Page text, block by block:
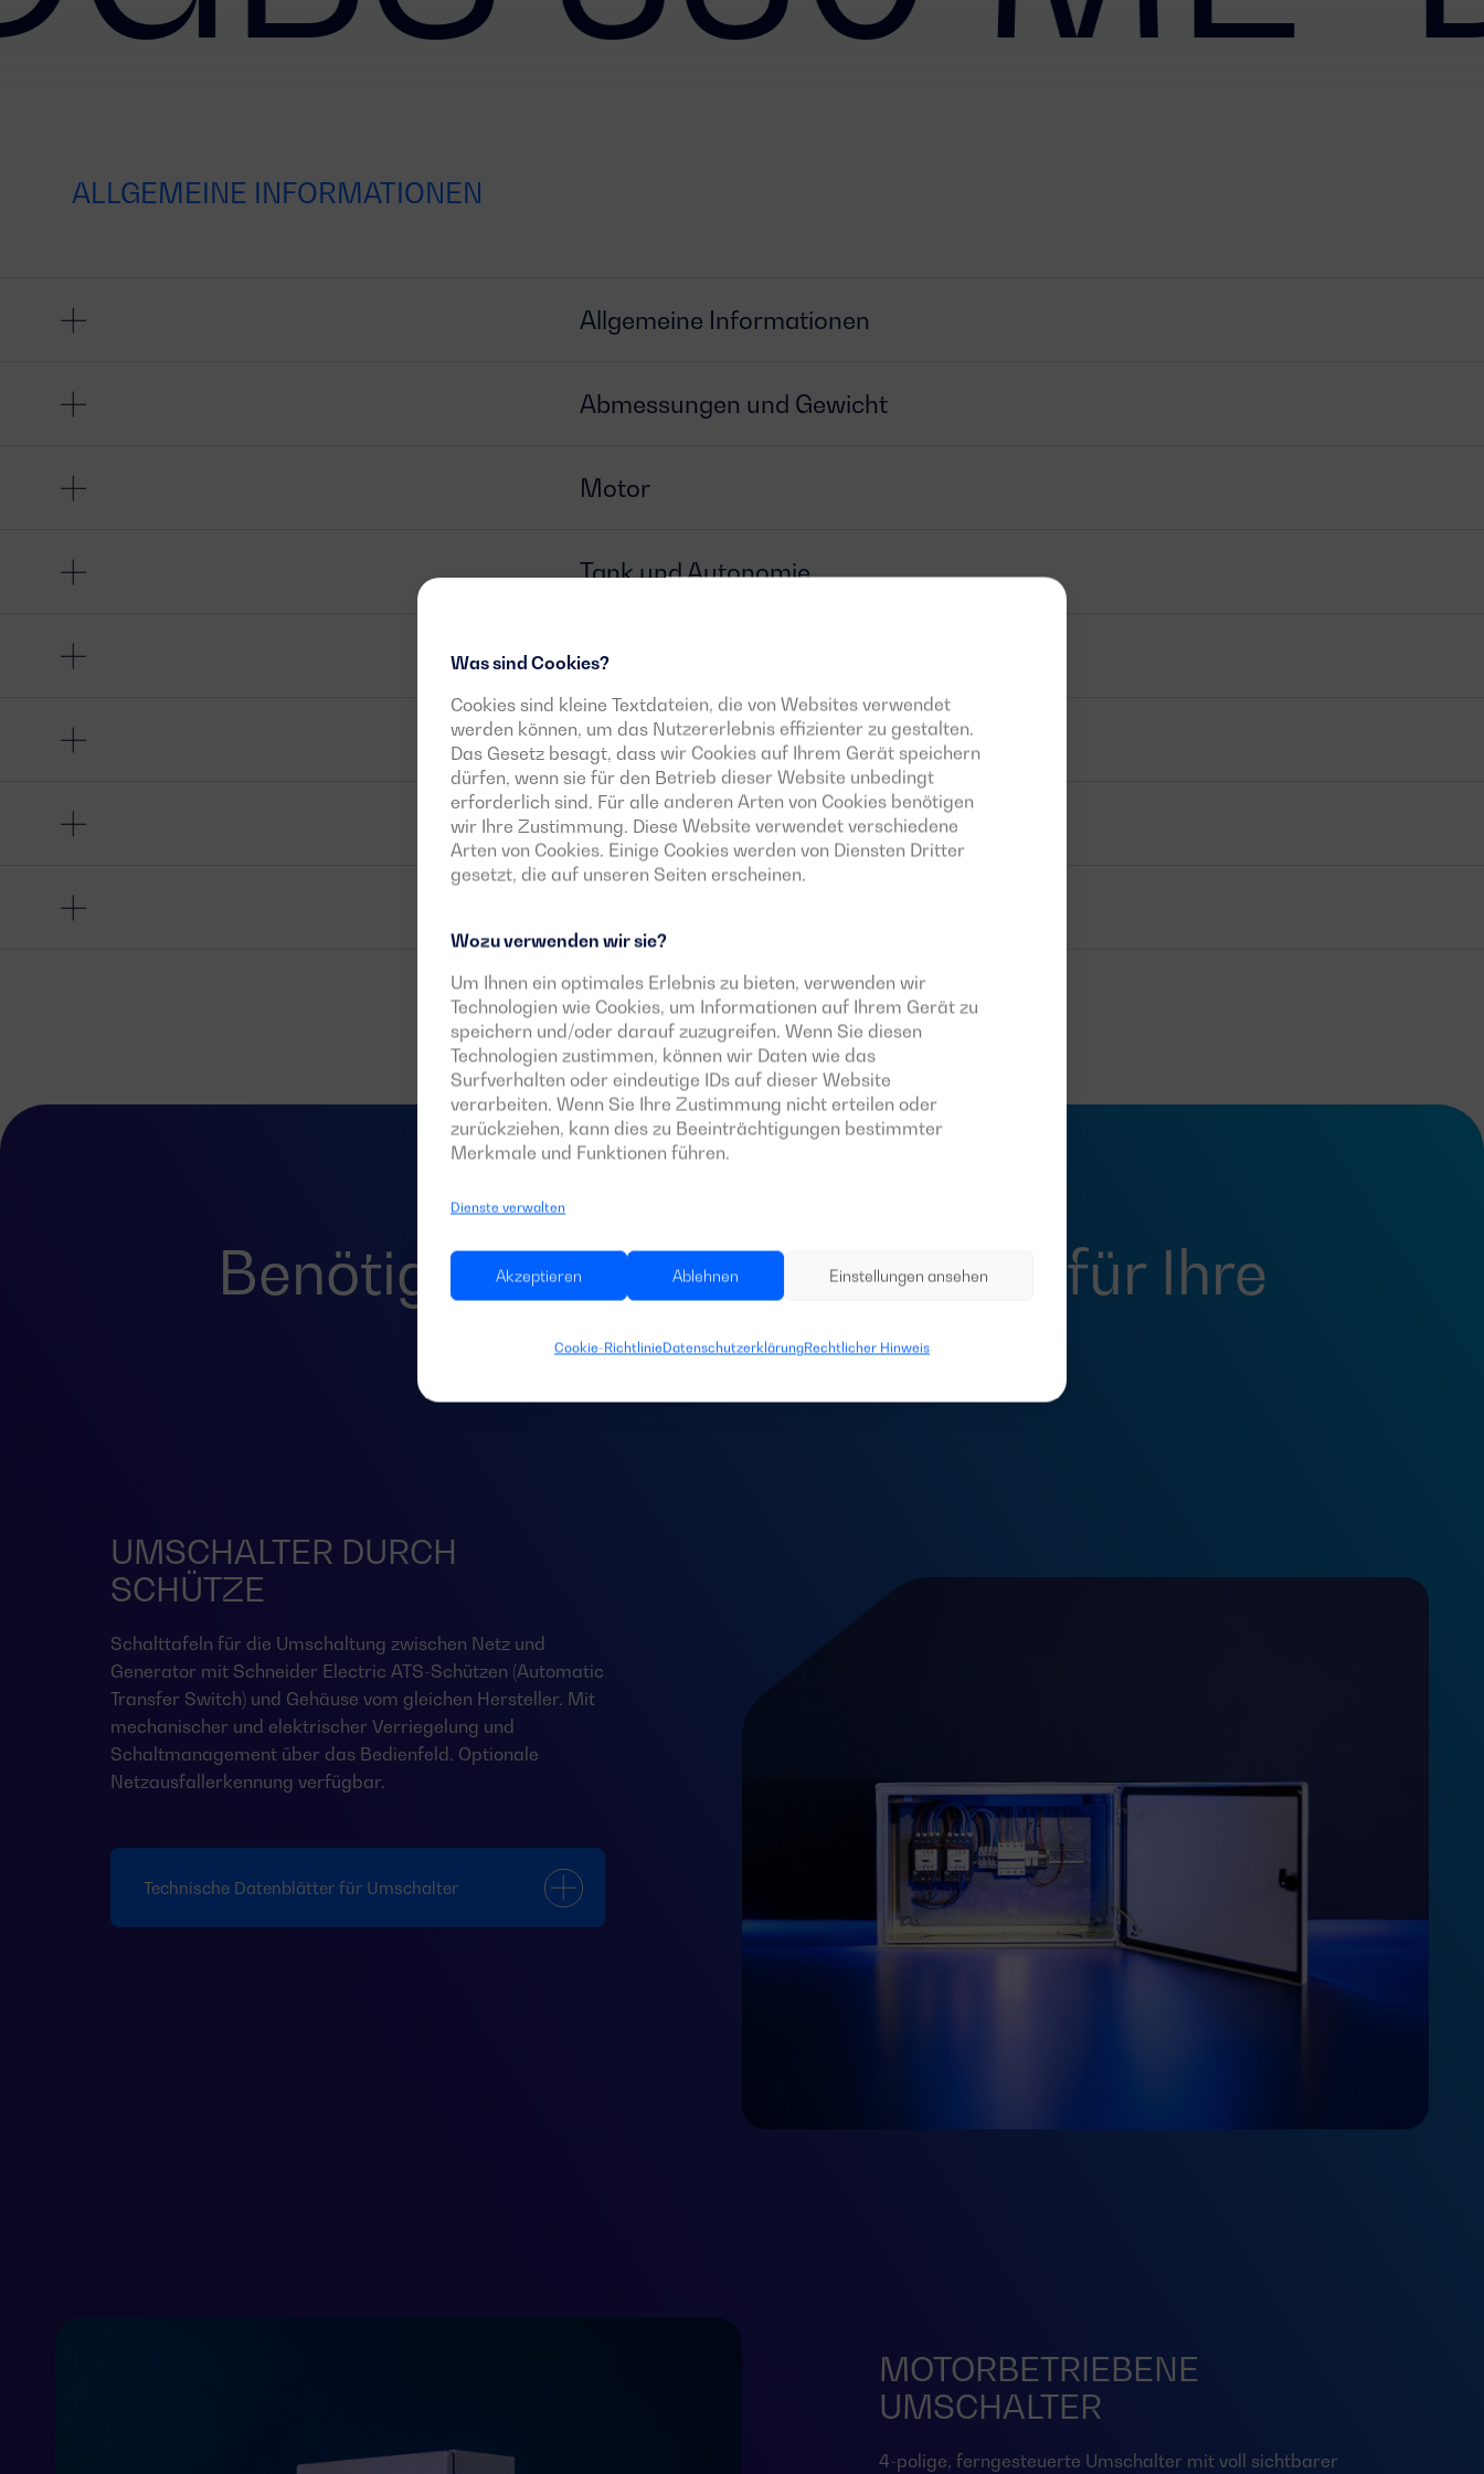
Was sind Cookies?
Cookies sind kleine Textdateien, die von Websites verwendet
werden können, um das Nutzererlebnis effizienter zu gestalten.
Das Gesetz besagt, dass wir Cookies auf Ihrem Gerät speichern
dürfen, wenn sie für den Betrieb dieser Website unbedingt
erforderlich sind. Für alle anderen Arten von Cookies benötigen
wir Ihre Zustimmung. Diese Website verwendet verschiedene
Arten von Cookies. Einige Cookies werden von Diensten Dritter
gesetzt, die auf unseren Seiten erscheinen.
Wozu verwenden wir sie?
Um Ihnen ein optimales Erlebnis zu bieten, verwenden wir
Technologien wie Cookies, um Informationen auf Ihrem Gerät zu
speichern und/oder darauf zuzugreifen. Wenn Sie diesen
Technologien zustimmen, können wir Daten wie das
Surfverhalten oder eindeutige IDs auf dieser Website
verarbeiten. Wenn Sie Ihre Zustimmung nicht erteilen oder
zurückziehen, kann dies zu Beeinträchtigungen bestimmter
Merkmale und Funktionen führen.
Dienste verwalten
Akzeptieren Ablehnen Einstellungen ansehen
Cookie-RichtlinieDatenschutzerklärungRechtlicher Hinweis
ALLGEMEINE INFORMATIONEN
Allgemeine Informationen
Abmessungen und Gewicht
Motor
Tank und Autonomie
Generator
Schalter
Steuergerät
Benötigen Sie eineSchalttafel für Ihre
Anlage?
UMSCHALTER DURCH
SCHÜTZE
Schalttafeln für die Umschaltung zwischen Netz und
Generator mit Schneider Electric ATS-Schützen (Automatic
Transfer Switch) und Gehäuse vom gleichen Hersteller. Mit
mechanischer und elektrischer Verriegelung und
Schaltmanagement über das Bedienfeld. Optionale
Netzausfallerkennung verfügbar.
Technische Datenblätter für Umschalter
MOTORBETRIEBENE
UMSCHALTER
4-polige, ferngesteuerte Umschalter mit voll sichtbarer